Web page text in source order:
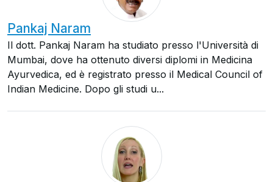
Pankaj Naram
Il dott. Pankaj Naram ha studiato presso l'Università di
Mumbai, dove ha ottenuto diversi diplomi in Medicina
Ayurvedica, ed è registrato presso il Medical Council of
Indian Medicine. Dopo gli studi u...